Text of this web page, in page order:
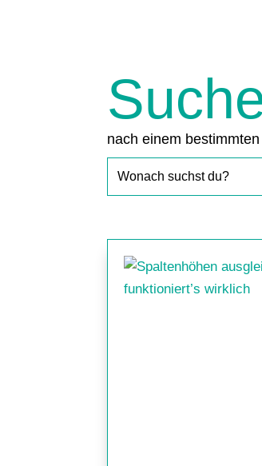
nach einem